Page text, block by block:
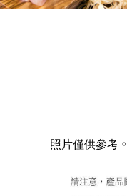
照片僅供參考。